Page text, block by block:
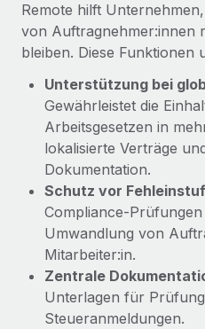
Gründung von
Schnelle, rechtssichere
Niederlassungen
Mobilität und Relocation
Mühelose Relocation von
Benefits
Mühelose Verwaltung von
Strategische
Reverse Tech und
Management und Payroll
Wellness-Startup Reverse
Mehr erfahren
Den Blog erkunden
Neues zu Remote-
Gusto und Zero und
Plus
Auch im neuen Jahr wollen wir
aller Größen dabei
Mehr erfahren
Remote hilft
von Auftragnehmer:innen
bleiben. Diese Funktionen
Unterstützung bei
Gewährleistet die
Arbeitsgesetzen in
lokalisierte Verträge
Dokumentation.
Schutz vor
Compliance-
Umwandlung von
Mitarbeiter:in.
Zentrale
Unterlagen für
Steueranmeldungen.